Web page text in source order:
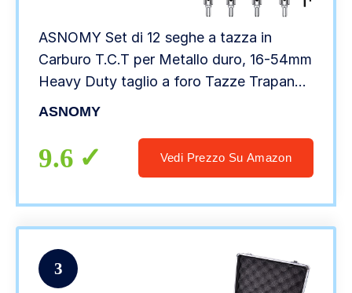
ASNOMY Set di 12 seghe a tazza in
Carburo T.C.T per Metallo duro, 16-54mm
Heavy Duty taglio a foro Tazze Trapano
per sega a tazza in metallo, acciaio
ASNOMY
9.6 Vedi Prezzo Su Amazon
3